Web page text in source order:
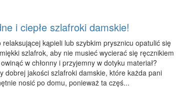
i ciepłe szlafroki damskie!
relaksującej kąpieli lub szybkim prysznicu opatulić się
szlafrok, aby nie musieć wycierać się ręcznikiem
w chłonny i przyjemny w dotyku materiał?
dobrej jakości szlafroki damskie, które każda pani
nosić po domu, ponieważ ta częś...